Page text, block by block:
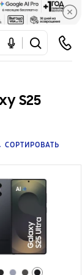
S25
СОРТИРОВАТЬ